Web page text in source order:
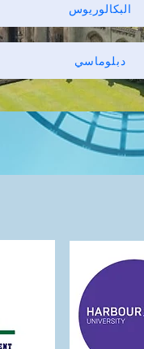
البكالوريوس
دبلوماسي
الكتابة الأكاديمية |